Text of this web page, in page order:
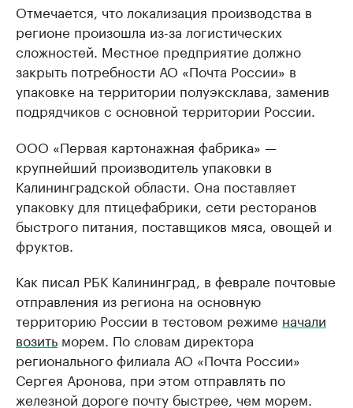
Отмечается, что локализация производства в
регионе произошла из-за логистических
сложностей. Местное предприятие должно
закрыть потребности АО «Почта России» в
упаковке на территории полуэксклава, заменив
подрядчиков с основной территории России.
ООО «Первая картонажная фабрика» —
крупнейший производитель упаковки в
Калининградской области. Она поставляет
упаковку для птицефабрики, сети ресторанов
быстрого питания, поставщиков мяса, овощей и
фруктов.
Как писал РБК Калининград, в феврале почтовые
отправления из региона на основную
территорию России в тестовом режиме начали
возить морем. По словам директора
регионального филиала АО «Почта России»
Сергея Аронова, при этом отправлять по
железной дороге почту быстрее, чем морем.